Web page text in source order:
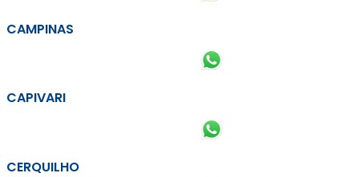
CAMPINAS
CAPIVARI
CERQUILHO